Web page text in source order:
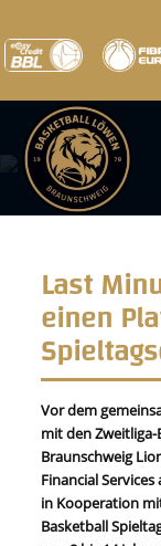
Last
einen
Vor dem
mit den
Braunschweig
Financial
in Kooperation
Basketball